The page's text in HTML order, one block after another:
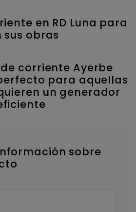
en RD Luna para
sus obras
corriente Ayerbe
para aquellas
un generador
sobre